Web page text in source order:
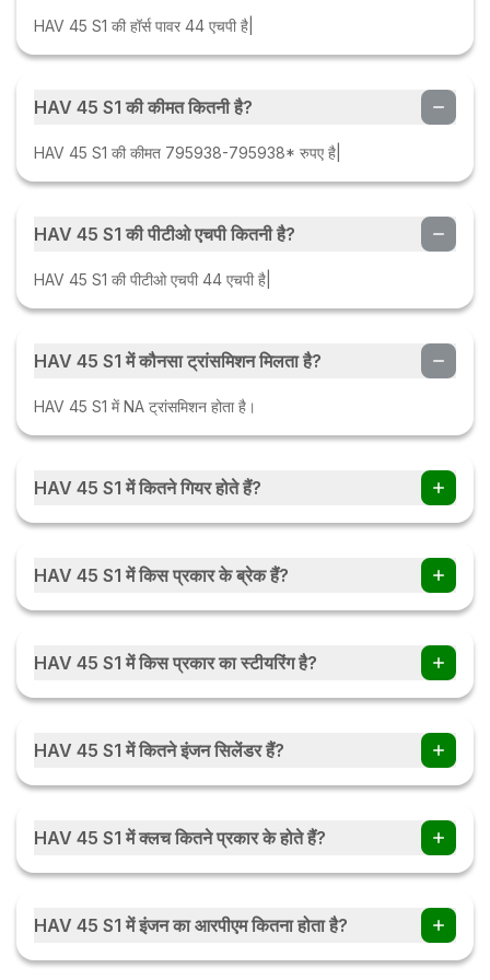
HAV 45 S1 की हॉर्स पावर 44 एचपी है|
HAV 45 S1 की कीमत कितनी है?
HAV 45 S1 की कीमत 795938-795938* रुपए है|
HAV 45 S1 की पीटीओ एचपी कितनी है?
HAV 45 S1 की पीटीओ एचपी 44 एचपी है|
HAV 45 S1 में कौनसा ट्रांसमिशन मिलता है?
HAV 45 S1 में NA ट्रांसमिशन होता है।
HAV 45 S1 में कितने गियर होते हैं?
HAV 45 S1 ट्रैक्टर में NA गियर हैं।
HAV 45 S1 में किस प्रकार के ब्रेक हैं?
HAV 45 S1 में OIB Parking Brakes हैं।
HAV 45 S1 में किस प्रकार का स्टीयरिंग है?
HAV 45 S1 में NA हैं।
HAV 45 S1 में कितने इंजन सिलेंडर हैं?
HAV 45 S1 में NA इंजन सिलेंडर हैं।
HAV 45 S1 में क्लच कितने प्रकार के होते हैं?
HAV 45 S1 में क्लच NA प्रकार के होते हैं।
HAV 45 S1 में इंजन का आरपीएम कितना होता है?
HAV 45 S1 में इंजन का 3000 होता हैं।